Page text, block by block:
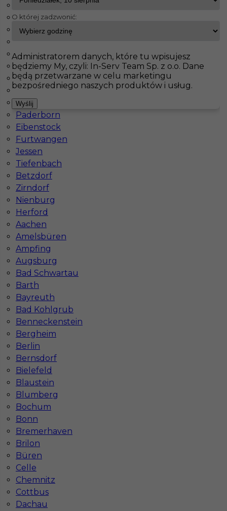
InServ Oferty pracy
Pokaż filtr
Weisenheim
Weilerswist
Holzwickede
Walldorf
Oberhausen
Nürnberg
Veitshöchheim
Wolnzach
Paderborn
Eibenstock
Furtwangen
Jessen
Tiefenbach
Betzdorf
Zirndorf
Nienburg
Herford
Aachen
Amelsbüren
Ampfing
Augsburg
Bad Schwartau
Barth
Bayreuth
Bad Kohlgrub
Benneckenstein
Bergheim
Berlin
Bernsdorf
Bielefeld
Blaustein
Blumberg
Bochum
Bonn
Bremerhaven
Brilon
Büren
Celle
Chemnitz
Cottbus
Dachau
Malarz tapeciarz praca za granicą
Kategoria Prace wykończeniowe
Tapeciarz
Lokalizacja
Wymagane języki
Niemiecki podstawowy
Stawka 13 - 15 € / h
Praca malarz tapeciarz zagranica
Kategoria Prace wykończeniowe
Lokalizacja
Wymagane języki
języka
Stawka 13 - 15 € / h
O której zadzwonić:
Administratorem danych, które tu wpisujesz
będziemy My, czyli: In-Serv Team Sp. z o.o. Dane
będą przetwarzane w celu marketingu
bezpośredniego naszych produktów i usług.
Wyślij